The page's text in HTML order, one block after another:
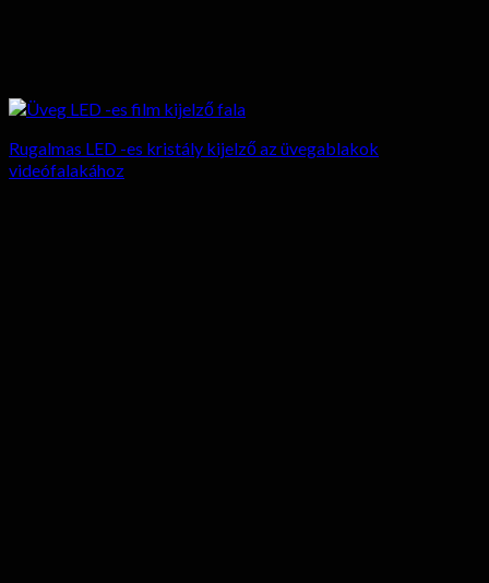
Rugalmas LED -es kristály kijelző az üvegablakok
videófalakához